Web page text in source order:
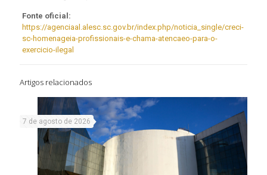
Fonte oficial:
https://agenciaal.alesc.sc.gov.br/index.php/noticia_single/creci-
sc-homenageia-profissionais-e-chama-atencaeo-para-o-
exercicio-ilegal
Artigos relacionados
7 de agosto de 2026